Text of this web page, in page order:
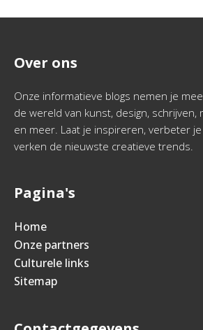
Over ons
Onze informatieve blogs nemen je
de wereld van kunst, design, schrijven,
en meer. Laat je inspireren, verbeter
verken de nieuwste creatieve trends.
Pagina's
Home
Onze partners
Culturele links
Sitemap